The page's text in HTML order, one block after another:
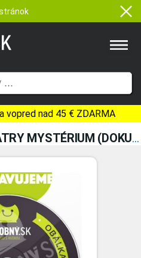
vopred nad 45 € ZDARMA
MYSTÉRIUM (DOKUMENTÁRNY FILM)